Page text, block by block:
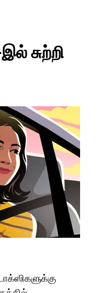
சுற்றி